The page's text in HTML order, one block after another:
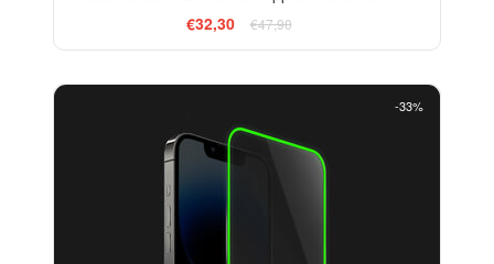
€32,30
€47,90
-33%